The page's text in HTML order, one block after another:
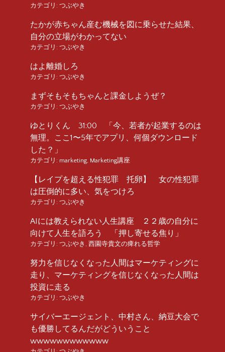
カテゴリ: つぶやき
たかが赤ちゃん産む機械を図に乗らせた結果、
自分の立場がわかってない
カテゴリ: つぶやき
はよ離婚しろ
カテゴリ: つぶやき
まずそもそもちゃんと課金しようぜ？
カテゴリ: つぶやき
ゆとりくん 31:00 「今、若者が起業するのは
無理。ここ1〜5年でアプリ、何個ダウンロード
した？」
カテゴリ: marketing Marketing講座
【レイプを超える性犯罪 托卵】 女の性犯罪
は圧倒的に多い、気をつけろ
カテゴリ: つぶやき
AIには教えられない人生講座 ２２歳の自分に
向けて人生を語ろう 「押し寄せる焦り」
カテゴリ: つぶやき 西園寺貴文の痺れる哲学
努力を信じなくなった人間はマーケティングに
走り、マーケティングを信じなくなった人間は
投資に走る
カテゴリ: つぶやき
サイバーエージェント、中村さん、納豆大会で
も優勝してるんだがどういうこと
wwwwwwwwwwww